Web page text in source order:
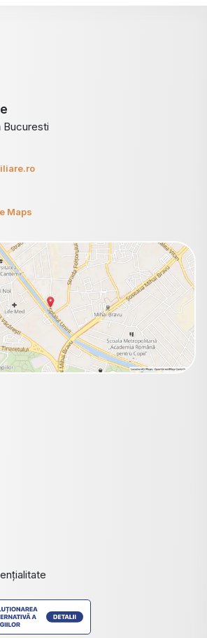
Bucuresti
Maps